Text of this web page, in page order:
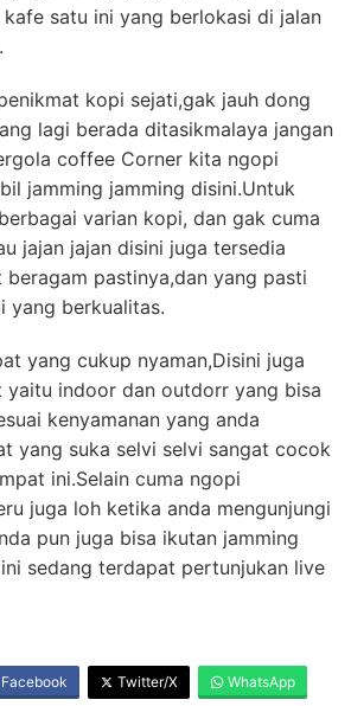
satu ini yang berlokasi di jalan
kopi sejati,gak jauh dong
lagi berada ditasikmalaya jangan
coffee Corner kita ngopi
jamming jamming disini.Untuk
varian kopi, dan gak cuma
jajan jajan disini juga tersedia
beragam pastinya,dan yang pasti
yang berkualitas.
yang cukup nyaman,Disini juga
indoor dan outdorr yang bisa
kenyamanan yang anda
yang suka selvi selvi sangat cocok
ini.Selain cuma ngopi
juga loh ketika anda mengunjungi
pun juga bisa ikutan jamming
sedang terdapat pertunjukan live
Facebook Twitter/X WhatsApp